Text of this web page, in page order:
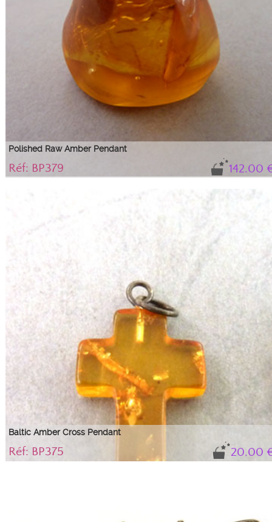
Polished Raw Amber Pendant
142.00
Réf: BP379
Rolled, polished Baltic amber stone, 2.7 cm high with a raw back to give depth
Baltic Amber Cross Pendant
20.00
Réf: BP375